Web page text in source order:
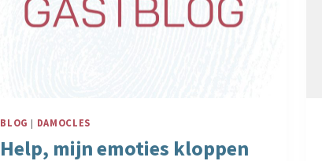
BLOG | DAMOCLES
Help, mijn emoties kloppen